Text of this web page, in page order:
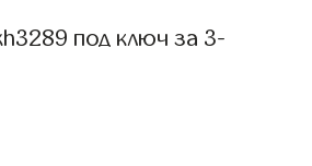
под ключ за 3-